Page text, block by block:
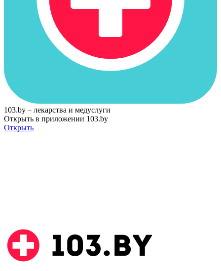
103.by – лекарства и медуслуги
Открыть в приложении 103.by
Открыть